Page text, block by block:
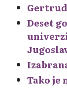
Deset
Tako je